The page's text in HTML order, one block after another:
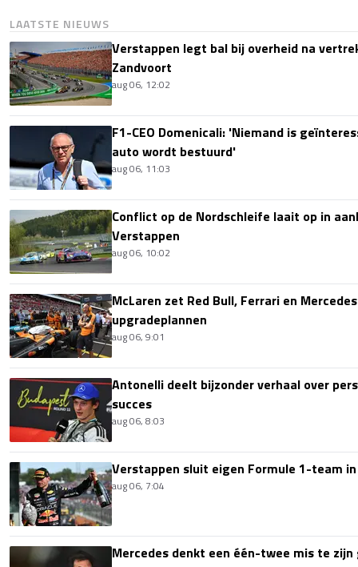
LAATSTE NIEUWS
Verstappen legt bal bij overheid na
Zandvoort
aug 06, 12:02
F1-CEO Domenicali: 'Niemand is
auto wordt bestuurd'
aug 06, 11:03
Conflict op de Nordschleife laait op in
Verstappen
aug 06, 10:02
McLaren zet Red Bull, Ferrari en
upgradeplannen
aug 06, 9:01
Antonelli deelt bijzonder verhaal over
succes
aug 06, 8:03
Verstappen sluit eigen Formule 1-team
aug 06, 7:04
Mercedes denkt een één-twee mis te